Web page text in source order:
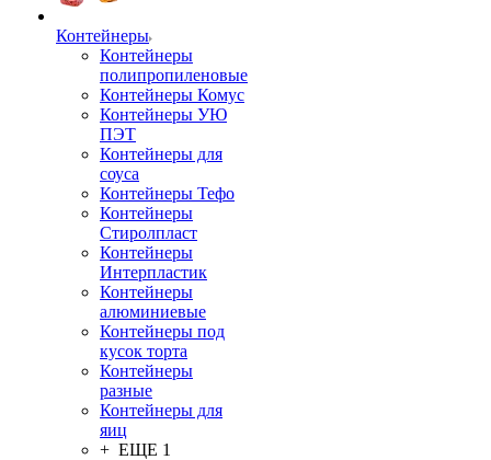
Контейнеры
Контейнеры
полипропиленовые
Контейнеры Комус
Контейнеры УЮ
ПЭТ
Контейнеры для
соуса
Контейнеры Тефо
Контейнеры
Стиролпласт
Контейнеры
Интерпластик
Контейнеры
алюминиевые
Контейнеры под
кусок торта
Контейнеры
разные
Контейнеры для
яиц
+ ЕЩЕ 1